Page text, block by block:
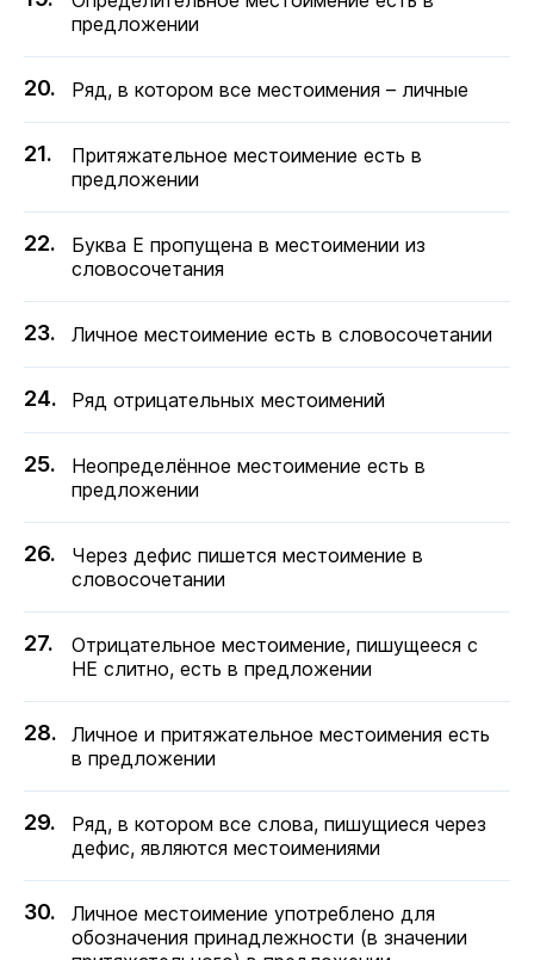
предложении
Ряд, в котором все местоимения – личные
Притяжательное местоимение есть в
предложении
Буква Е пропущена в местоимении из
словосочетания
Личное местоимение есть в словосочетании
Ряд отрицательных местоимений
Неопределённое местоимение есть в
предложении
Через дефис пишется местоимение в
словосочетании
Отрицательное местоимение, пишущееся с
НЕ слитно, есть в предложении
Личное и притяжательное местоимения есть
в предложении
Ряд, в котором все слова, пишущиеся через
дефис, являются местоимениями
Личное местоимение употреблено для
обозначения принадлежности (в значении